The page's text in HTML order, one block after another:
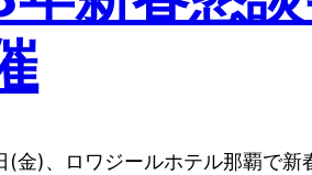
(金)、ロワジールホテル那覇で新